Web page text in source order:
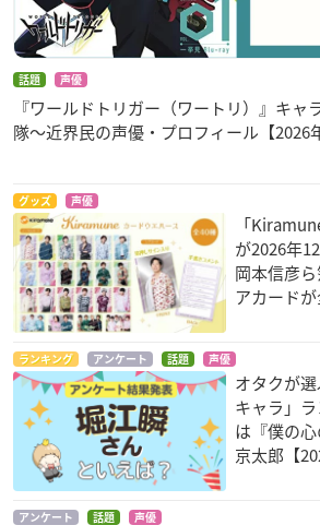
さらざんまい
爆丸バトルプラネッ
同居人はひざ、
時々、頭のうえ。
矢坂大翔
アイドルマスター Si
deM 理由あってMi
ni!
ピエール
話題 声優
『ワールドトリガー（ワートリ）』キャ
隊〜近界民の声優・プロフィール【2026
グッズ 声優
「
が2026年
岡本信彦
アカード
ランキング アンケート 話題 声優
オタクが
キャラ」
は『僕の
京太郎【
アンケート 話題 声優